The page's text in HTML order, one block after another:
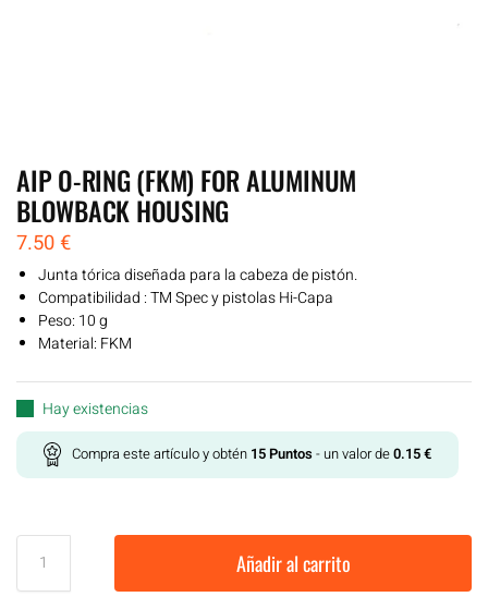
AIP O-RING (FKM) FOR ALUMINUM
BLOWBACK HOUSING
7.50€
Junta tórica diseñada para la cabeza de pistón.
Compatibilidad : TM Spec y pistolas Hi-Capa
Peso: 10 g
Material: FKM
Hay existencias
Compra este artículo y obtén 15Puntos - un valor de0.15€
Añadir al carrito